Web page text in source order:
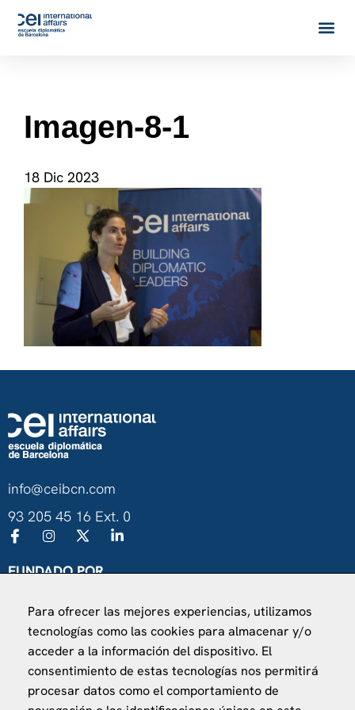
Imagen-8-1
18 Dic 2023
info@ceibcn.com
93 205 45 16 Ext. 0
FUNDADO POR
Ministerio de Asuntos Exteriores, UE y Cooperación
Fundación "la Caixa"
Para ofrecer las mejores experiencias, utilizamos
tecnologías como las cookies para almacenar y/o
acceder a la información del dispositivo. El
consentimiento de estas tecnologías nos permitirá
procesar datos como el comportamiento de